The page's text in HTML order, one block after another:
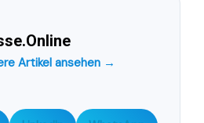
Artikel ansehen →